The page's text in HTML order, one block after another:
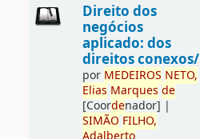
Direito dos
negócios
aplicado: dos
direitos conexos/
por MEDEIROS NETO,
Elias Marques de
[Coordenador] |
SIMÃO FILHO,